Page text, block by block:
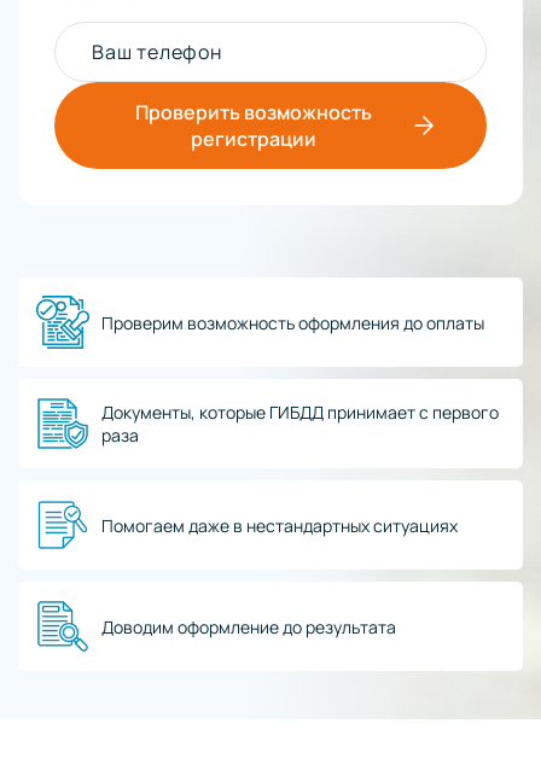
Ваш телефон
Проверить возможность
регистрации
Проверим возможность оформления до оплаты
Документы, которые ГИБДД принимает с первого
раза
Помогаем даже в нестандартных ситуациях
Доводим оформление до результата